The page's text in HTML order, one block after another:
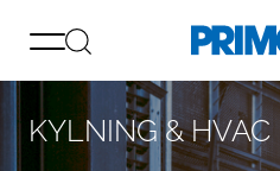
KYLNING & HVAC